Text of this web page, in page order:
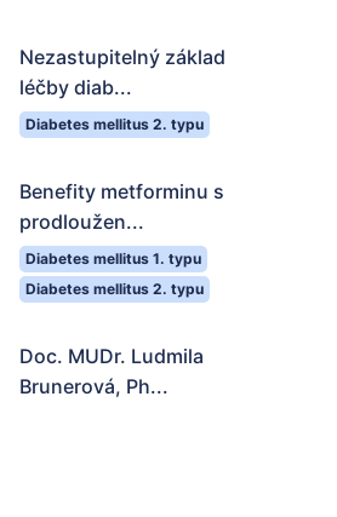
Nezastupitelný základ
léčby diab...
Diabetes mellitus 2. typu
Benefity metforminu s
prodloužen...
Diabetes mellitus 1. typu
Diabetes mellitus 2. typu
Doc. MUDr. Ludmila
Brunerová, Ph...